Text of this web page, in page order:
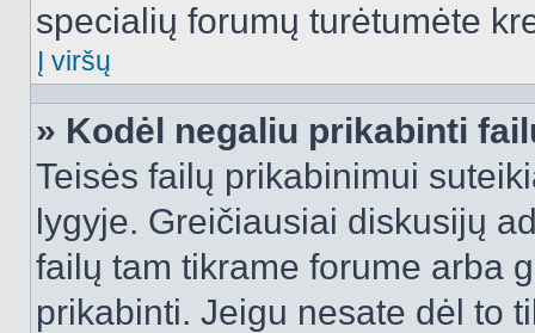
specialių forumų turėtumėte
Į viršų
» Kodėl negaliu prikabinti
Teisės failų prikabinimui
lygyje. Greičiausiai diskusijų
failų tam tikrame forume arba
prikabinti. Jeigu nesate dėl to